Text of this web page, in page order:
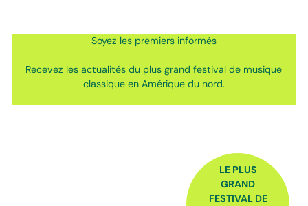
Soyez les premiers informés
Recevez les actualités du plus grand festival de musique
classique en Amérique du nord.
LE PLUS
GRAND
FESTIVAL DE